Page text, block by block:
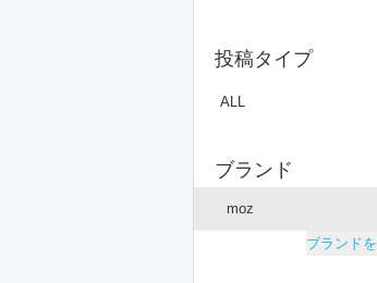
投稿タイプ
ALL
ブランド
moz
ブランド